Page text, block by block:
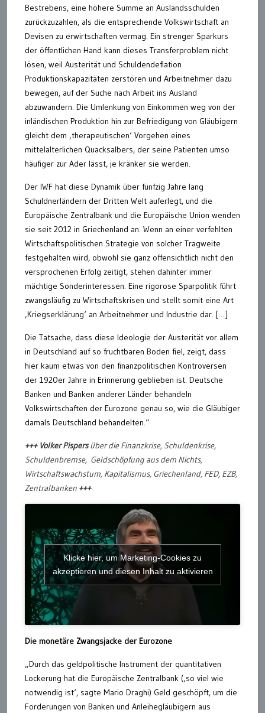
Bestrebens, eine höhere Summe an Auslandsschulden
zurückzuzahlen, als die entsprechende Volkswirtschaft an
Devisen zu erwirtschaften vermag. Ein strenger Sparkurs
der öffentlichen Hand kann dieses Transferproblem nicht
lösen, weil Austerität und Schuldendeflation
Produktionskapazitäten zerstören und Arbeitnehmer dazu
bewegen, auf der Suche nach Arbeit ins Ausland
abzuwandern. Die Umlenkung von Einkommen weg von der
inländischen Produktion hin zur Befriedigung von Gläubigern
gleicht dem ‚therapeutischen‘ Vorgehen eines
mittelalterlichen Quacksalbers, der seine Patienten umso
häufiger zur Ader lässt, je kränker sie werden.
Der IWF hat diese Dynamik über fünfzig Jahre lang
Schuldnerländern der Dritten Welt auferlegt, und die
Europäische Zentralbank und die Europäische Union wenden
sie seit 2012 in Griechenland an. Wenn an einer verfehlten
Wirtschaftspolitischen Strategie von solcher Tragweite
festgehalten wird, obwohl sie ganz offensichtlich nicht den
versprochenen Erfolg zeitigt, stehen dahinter immer
mächtige Sonderinteressen. Eine rigorose Sparpolitik führt
zwangsläufig zu Wirtschaftskrisen und stellt somit eine Art
‚Kriegserklärung‘ an Arbeitnehmer und Industrie dar. […]
Die Tatsache, dass diese Ideologie der Austerität vor allem
in Deutschland auf so fruchtbaren Boden fiel, zeigt, dass
hier kaum etwas von den finanzpolitischen Kontroversen
der 1920er Jahre in Erinnerung geblieben ist. Deutsche
Banken und Banken anderer Länder behandeln
Volkswirtschaften der Eurozone genau so, wie die Gläubiger
damals Deutschland behandelten.“
+++ Volker Pispersüber die Finanzkrise, Schuldenkrise,
Schuldenbremse, Geldschöpfung aus dem Nichts,
Wirtschaftswachstum, Kapitalismus, Griechenland, FED, EZB,
Zentralbanken +++
Klicke hier, um Marketing-Cookies zu
akzeptieren und diesen Inhalt zu aktivieren
Die monetäre Zwangsjacke der Eurozone
„Durch das geldpolitische Instrument der quantitativen
Lockerung hat die Europäische Zentralbank (‚so viel wie
notwendig ist‘, sagte Mario Draghi) Geld geschöpft, um die
Forderungen von Banken und Anleihegläubigern aus